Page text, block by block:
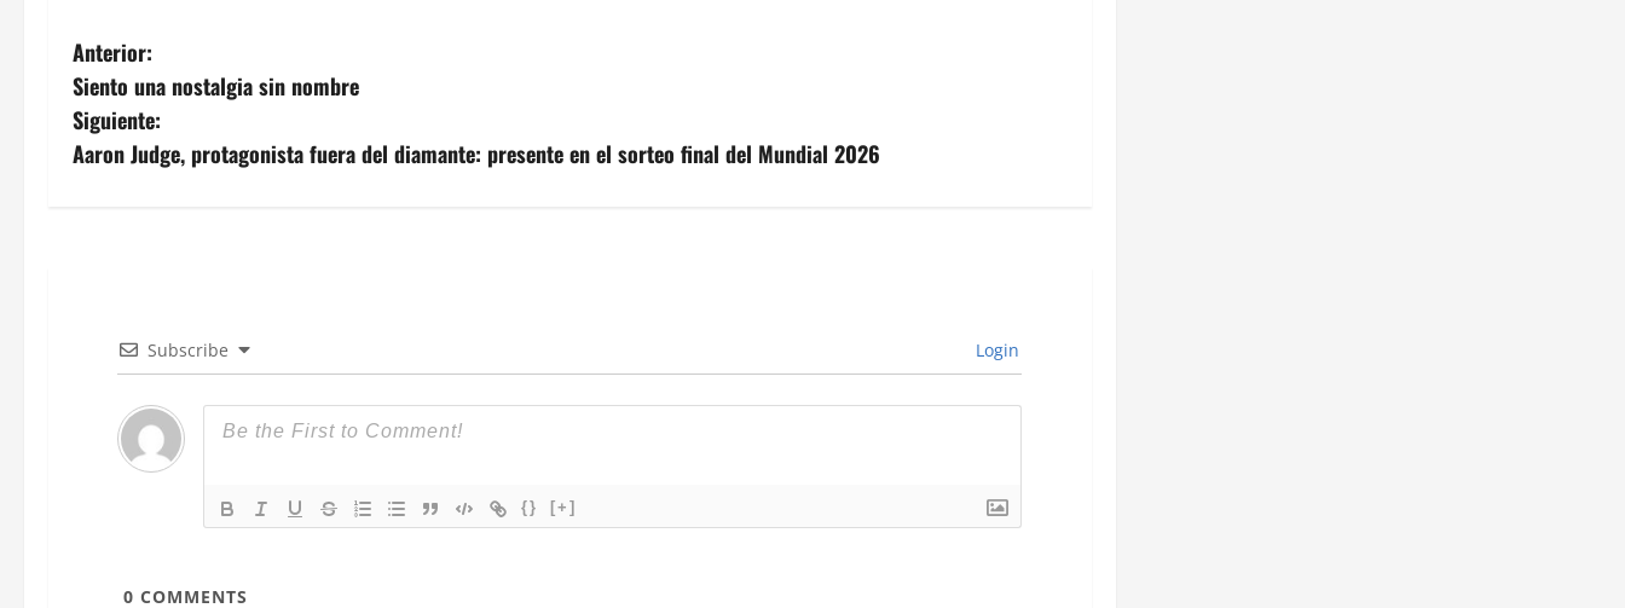
N
a
v
Anterior:
Siento una nostalgia sin nombre
Siguiente:
Aaron Judge, protagonista fuera del diamante: presente en el sorteo final del Mundial 2026
Subscribe Login
{} [+]
0 COMMENTS